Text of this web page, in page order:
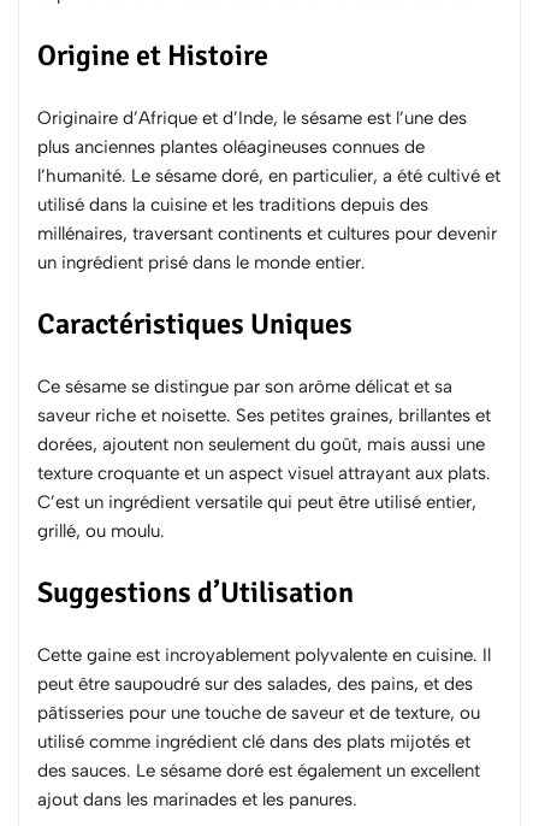
Origine et Histoire
Originaire d’Afrique et d’Inde, le sésame est l’une des
plus anciennes plantes oléagineuses connues de
l’humanité. Le sésame doré, en particulier, a été cultivé et
utilisé dans la cuisine et les traditions depuis des
millénaires, traversant continents et cultures pour devenir
un ingrédient prisé dans le monde entier.
Caractéristiques Uniques
Ce sésame se distingue par son arôme délicat et sa
saveur riche et noisette. Ses petites graines, brillantes et
dorées, ajoutent non seulement du goût, mais aussi une
texture croquante et un aspect visuel attrayant aux plats.
C’est un ingrédient versatile qui peut être utilisé entier,
grillé, ou moulu.
Suggestions d’Utilisation
Cette gaine est incroyablement polyvalente en cuisine. Il
peut être saupoudré sur des salades, des pains, et des
pâtisseries pour une touche de saveur et de texture, ou
utilisé comme ingrédient clé dans des plats mijotés et
des sauces. Le sésame doré est également un excellent
ajout dans les marinades et les panures.